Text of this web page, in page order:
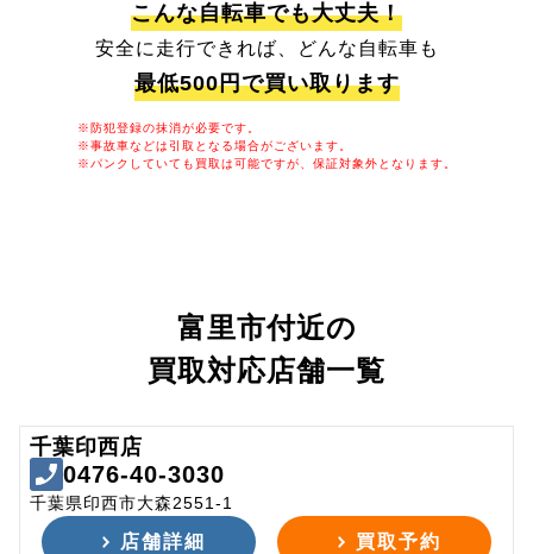
こんな自転車でも大丈夫！
安全に走行できれば、どんな自転車も
最低500円で買い取ります
※防犯登録の抹消が必要です。
※事故車などは引取となる場合がございます。
※パンクしていても買取は可能ですが、保証対象外となります。
富里市付近の
買取対応店舗一覧
千葉印西店
0476-40-3030
千葉県印西市大森2551-1
店舗詳細 買取予約